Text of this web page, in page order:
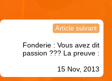
Article suivant
Fonderie : Vous avez dit
passion ??? La preuve :
15 Nov, 2013